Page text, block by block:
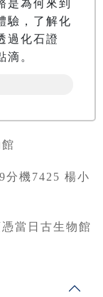
是為何來到
驗，了解化
過化石證
滴。
分機7425 楊小
當日古生物館